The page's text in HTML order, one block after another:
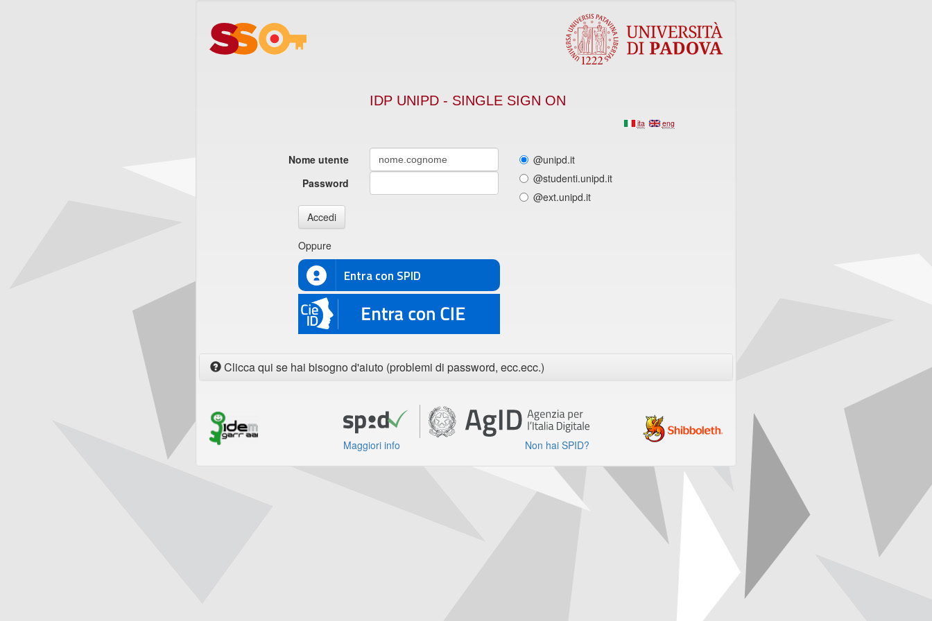
IDP UNIPD - SINGLE SIGN ON
eng
ita
Nome utente
Password
@unipd.it
@studenti.unipd.it
@ext.unipd.it
Accedi
Oppure
Entra con SPID
CIE
Clicca qui se hai bisogno d'aiuto (problemi di password, ecc.ecc.)
Maggiori info Non hai SPID?